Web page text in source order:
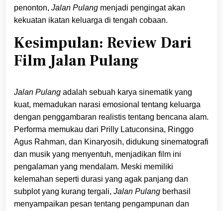
penonton, Jalan Pulang menjadi pengingat akan
kekuatan ikatan keluarga di tengah cobaan.
Kesimpulan: Review Dari
Film Jalan Pulang
Jalan Pulang adalah sebuah karya sinematik yang
kuat, memadukan narasi emosional tentang keluarga
dengan penggambaran realistis tentang bencana alam.
Performa memukau dari Prilly Latuconsina, Ringgo
Agus Rahman, dan Kinaryosih, didukung sinematografi
dan musik yang menyentuh, menjadikan film ini
pengalaman yang mendalam. Meski memiliki
kelemahan seperti durasi yang agak panjang dan
subplot yang kurang tergali, Jalan Pulang berhasil
menyampaikan pesan tentang pengampunan dan